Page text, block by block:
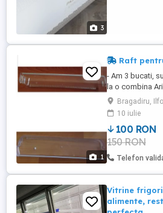
3
1
Raft
- Am 3 bucati,
la o combina
Dimensiuni:
(inaltime),
montare 45 cm
Bragadiru,
10 iulie
100 RON
150 RON
Telefon
Vitrine
alimente,